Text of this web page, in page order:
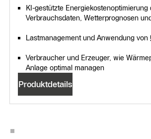
KI-gestützte
Verbrauchsdaten, Wetterprognosen
Lastmanagement und Anwendung von
Verbraucher und Erzeuger, wie
Anlage optimal managen
Produktdetails